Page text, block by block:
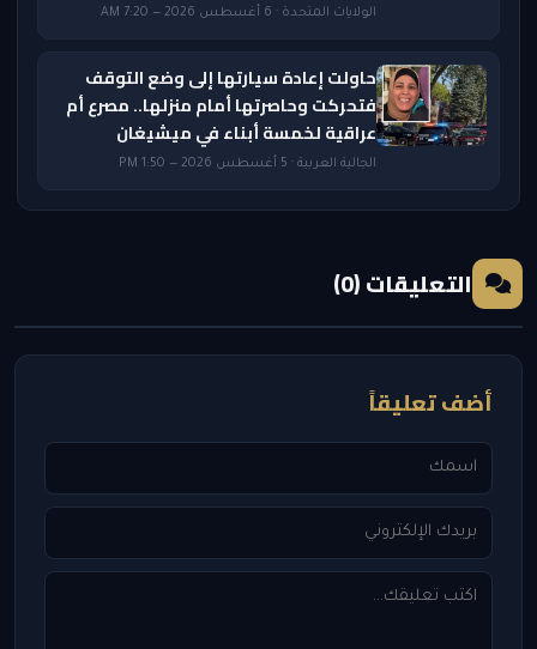
الولايات المتحدة · 6 أغسطس 2026 — 7:20 AM
حاولت إعادة سيارتها إلى وضع التوقف
فتحركت وحاصرتها أمام منزلها.. مصرع أم
عراقية لخمسة أبناء في ميشيغان
الجالية العربية · 5 أغسطس 2026 — 1:50 PM
التعليقات (0)
أضف تعليقاً